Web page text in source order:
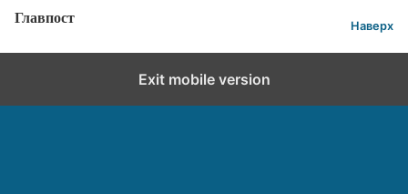
Главпост Наверх
Exit mobile version